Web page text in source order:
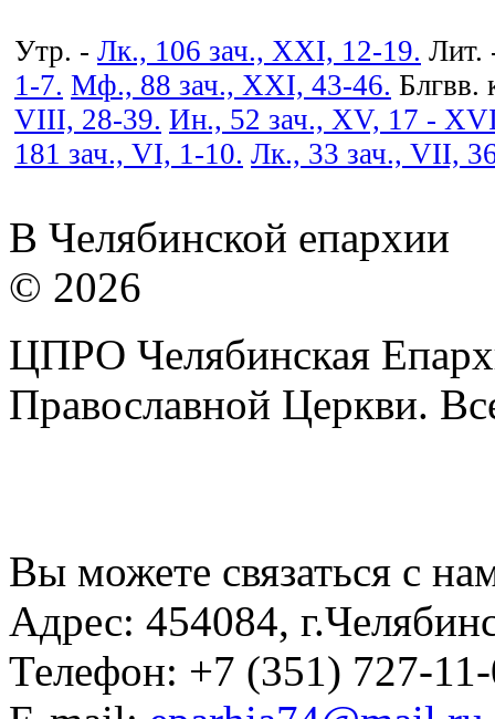
Утр. - Лк., 106 зач., XXI, 12-19.
1-7. Мф., 88 зач., XXI, 43-46. Блгвв.
VIII, 28-39. Ин., 52 зач., XV, 17 -
181 зач., VI, 1-10. Лк., 33 зач., VII,
В Челябинской епархии
© 2026
ЦПРО Челябинская
Православной Церкви.
Вы можете связаться с
Адрес: 454084,
Телефон: +7 (351) 727-